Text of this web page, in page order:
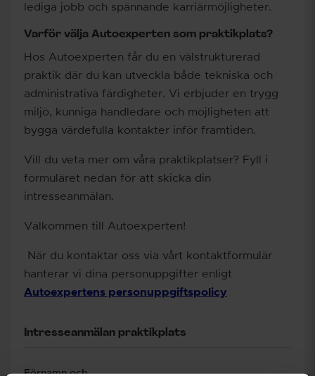
lediga jobb och spännande karriärmöjligheter.
Varför välja Autoexperten som praktikplats?
Hos Autoexperten får du en välstrukturerad
praktik där du kan utveckla både tekniska och
administrativa färdigheter. Vi erbjuder en trygg
miljö, kunniga handledare och möjligheten att
bygga värdefulla kontakter inför framtiden.
Vill du veta mer om våra praktikplatser? Fyll i
formuläret nedan för att skicka din
intresseanmälan.
Välkommen till Autoexperten!
När du kontaktar oss via vårt kontaktformulär
hanterar vi dina personuppgifter enligt
Autoexpertens personuppgiftspolicy
Intresseanmälan praktikplats
Förnamn och